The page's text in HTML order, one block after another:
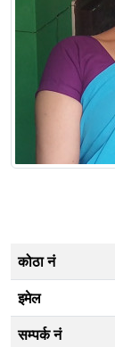
कोठा नं
इमेल
सम्पर्क नं